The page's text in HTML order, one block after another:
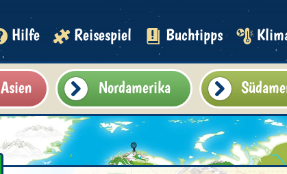
Hilfe Reisespiel Buchtipps
Asien Nordamerika